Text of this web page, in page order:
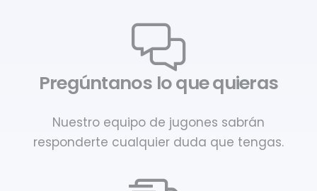
Pregúntanos lo que quieras
Nuestro equipo de jugones sabrán
responderte cualquier duda que tengas.